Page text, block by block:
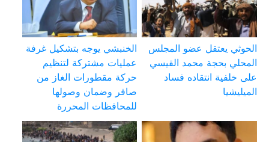
الحوثي يعتقل عضو المجلس
المحلي بحجة محمد القيسي
على خلفية انتقاده فساد
الميليشيا
الخنبشي يوجه بتشكيل غرفة
عمليات مشتركة لتنظيم
حركة مقطورات الغاز من
صافر وضمان وصولها
للمحافظات المحررة